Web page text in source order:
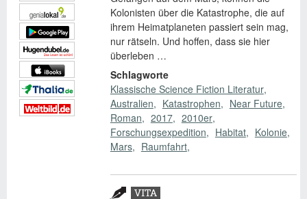
Kolonisten über die Katastrophe, die auf
ihrem Heimatplaneten passiert sein mag,
nur rätseln. Und hoffen, dass sie hier
überleben …
Schlagworte
Klassische Science Fiction Literatur
Australien
Katastrophen
Near Future
Roman
2017
2010er
Forschungsexpedition
Habitat
Kolonie
Mars
Raumfahrt
Zusatzmaterial
VITA